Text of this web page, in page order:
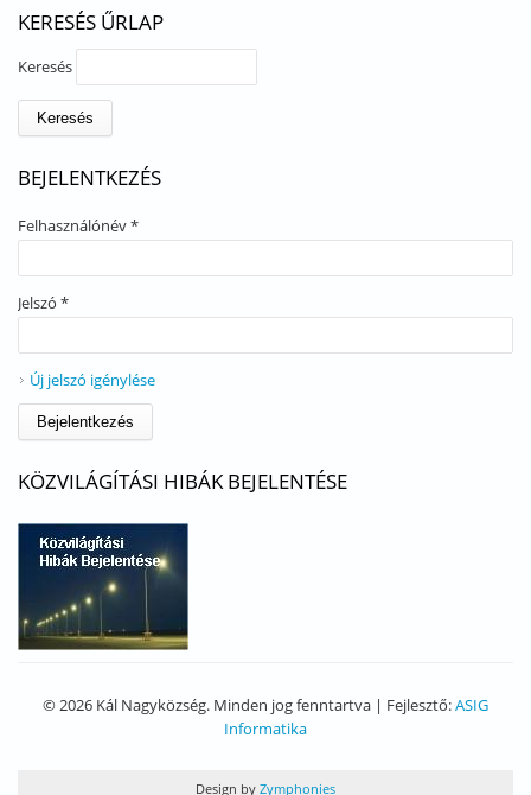
KERESÉS ŰRLAP
Keresés
BEJELENTKEZÉS
Felhasználónév*
Jelszó *
Új jelszó igénylése
KÖZVILÁGÍTÁSI HIBÁK BEJELENTÉSE
© 2026 Kál Nagyközség. Minden jog fenntartva | Fejlesztő:ASIG
Informatika
Design by Zymphonies